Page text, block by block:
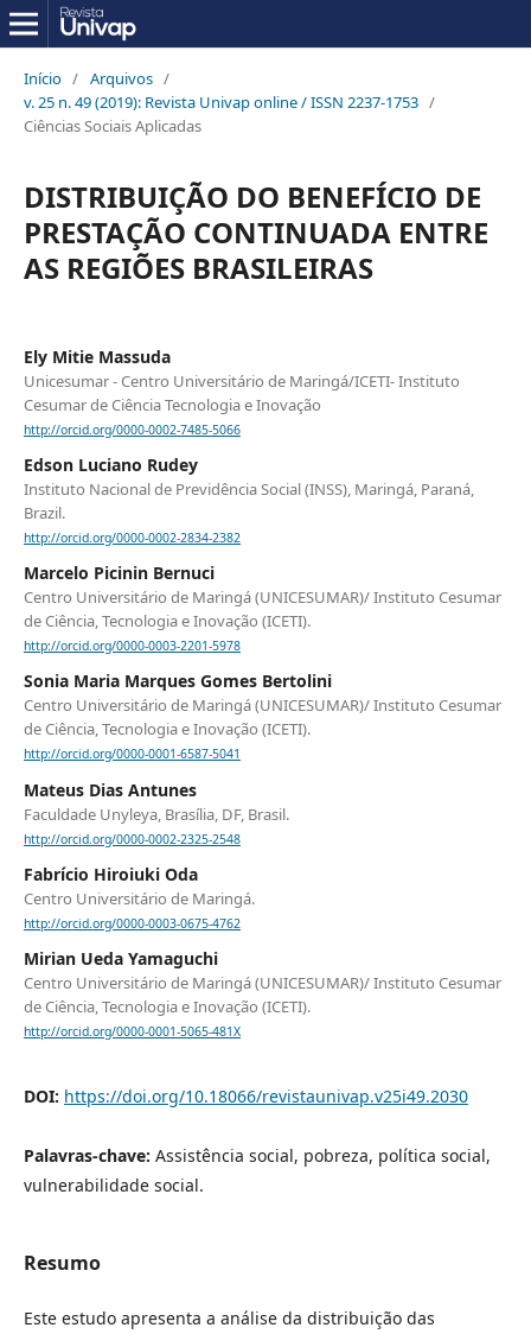
Início / Arquivos /
v. 25 n. 49 (2019): Revista Univap online / ISSN 2237-1753 /
Ciências Sociais Aplicadas
DISTRIBUIÇÃO DO BENEFÍCIO DE
PRESTAÇÃO CONTINUADA ENTRE
AS REGIÕES BRASILEIRAS
Ely Mitie Massuda
Unicesumar - Centro Universitário de Maringá/ICETI- Instituto
Cesumar de Ciência Tecnologia e Inovação
http://orcid.org/0000-0002-7485-5066
Edson Luciano Rudey
Instituto Nacional de Previdência Social (INSS), Maringá, Paraná,
Brazil.
http://orcid.org/0000-0002-2834-2382
Marcelo Picinin Bernuci
Centro Universitário de Maringá (UNICESUMAR)/ Instituto Cesumar
de Ciência, Tecnologia e Inovação (ICETI).
http://orcid.org/0000-0003-2201-5978
Sonia Maria Marques Gomes Bertolini
Centro Universitário de Maringá (UNICESUMAR)/ Instituto Cesumar
de Ciência, Tecnologia e Inovação (ICETI).
http://orcid.org/0000-0001-6587-5041
Mateus Dias Antunes
Faculdade Unyleya, Brasília, DF, Brasil.
http://orcid.org/0000-0002-2325-2548
Fabrício Hiroiuki Oda
Centro Universitário de Maringá.
http://orcid.org/0000-0003-0675-4762
Mirian Ueda Yamaguchi
Centro Universitário de Maringá (UNICESUMAR)/ Instituto Cesumar
de Ciência, Tecnologia e Inovação (ICETI).
http://orcid.org/0000-0001-5065-481X
DOI: https://doi.org/10.18066/revistaunivap.v25i49.2030
Palavras-chave: Assistência social, pobreza, política social,
vulnerabilidade social.
Resumo
Este estudo apresenta a análise da distribuição das